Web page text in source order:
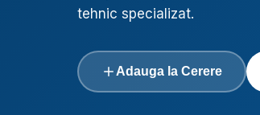
tehnic specializat.
Adauga la Cerere